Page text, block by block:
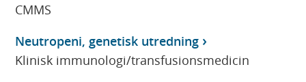
CMMS
Neutropeni, genetisk utredning
Klinisk immunologi/transfusionsmedicin